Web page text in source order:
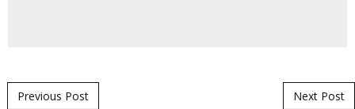
Post navigation
Previous Post Next Post